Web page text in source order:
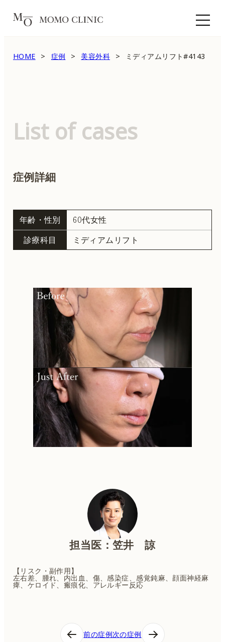
HOME 症例 美容外科 ミディアムリフト#4143
List of cases
症例詳細
年齢・性別
60代女性
診療科目
ミディアムリフト
担当医：笠井 諒
【リスク・副作用】
左右差、腫れ、内出血、傷、感染症、感覚鈍麻、顔面神経麻
痺、ケロイド、瘢痕化、アレルギー反応
前の症例次の症例